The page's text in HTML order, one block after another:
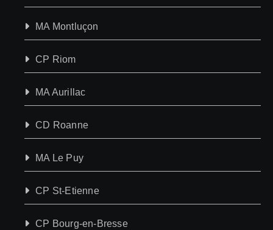
MA Montluçon
CP Riom
MA Aurillac
CD Roanne
MA Le Puy
CP St-Etienne
CP Bourg-en-Bresse